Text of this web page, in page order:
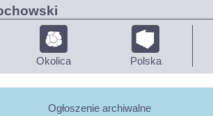
Okolica Polska
Ogłoszenie archiwalne